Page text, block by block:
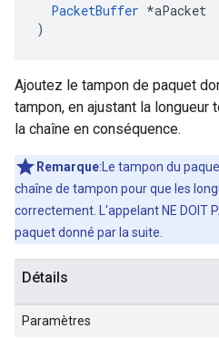
PacketBuffer *aPacket
)
Ajoutez le tampon de paquet
tampon, en ajustant la longueur
la chaîne en conséquence.
Remarque:Le tampon du
chaîne de tampon pour que les
correctement. L'appelant NE DOIT
paquet donné par la suite.
Détails
Paramètres